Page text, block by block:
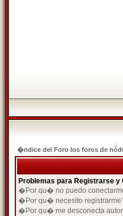
�ndice del Foro los foros de
Problemas para Registrarse y
�Por qu� no puedo
�Por qu� necesito
�Por qu� me desconecta